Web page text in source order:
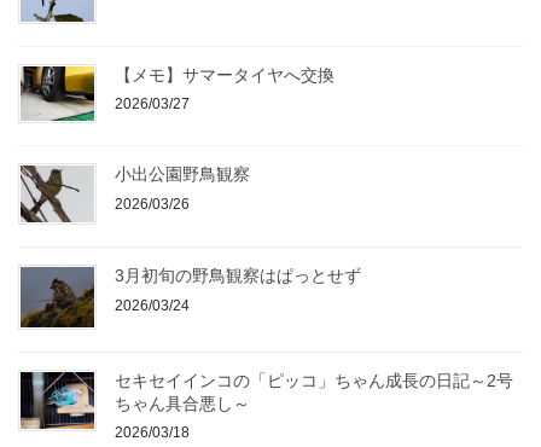
【メモ】サマータイヤへ交換
2026/03/27
小出公園野鳥観察
2026/03/26
3月初旬の野鳥観察はぱっとせず
2026/03/24
セキセイインコの「ピッコ」ちゃん成長の日記～2号
ちゃん具合悪し～
2026/03/18